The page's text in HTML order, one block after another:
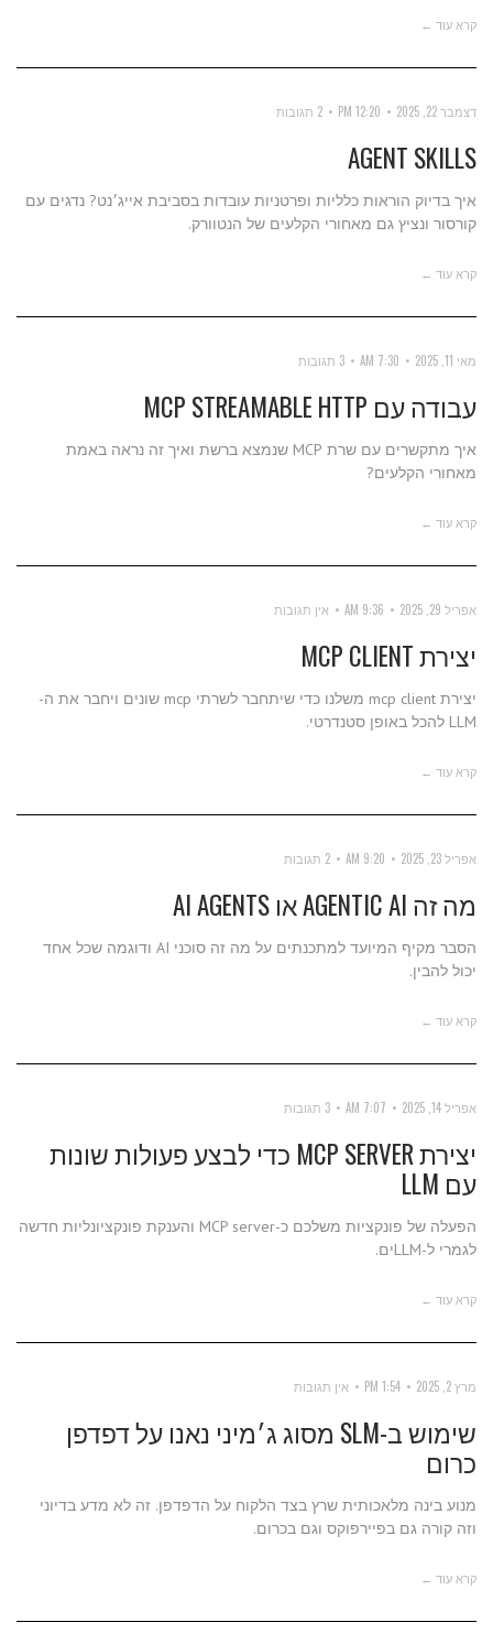
קרא עוד ←
דצמבר 22, 2025 12:20 PM 2 תגובות
AGENT SKILLS
איך בדיוק הוראות כלליות ופרטניות עובדות בסביבת אייג׳נט? נדגים עם
קורסור ונציץ גם מאחורי הקלעים של הנטוורק.
קרא עוד ←
מאי 11, 2025 7:30 AM 3 תגובות
עבודה עם MCP STREAMABLE HTTP
איך מתקשרים עם שרת MCP שנמצא ברשת ואיך זה נראה באמת
מאחורי הקלעים?
קרא עוד ←
אפריל 29, 2025 9:36 AM אין תגובות
יצירת MCP CLIENT
יצירת mcp client משלנו כדי שיתחבר לשרתי mcp שונים ויחבר את ה-
LLM להכל באופן סטנדרטי.
קרא עוד ←
אפריל 23, 2025 9:20 AM 2 תגובות
מה זה AGENTIC AI או AI AGENTS
הסבר מקיף המיועד למתכנתים על מה זה סוכני AI ודוגמה שכל אחד
יכול להבין.
קרא עוד ←
אפריל 14, 2025 7:07 AM 3 תגובות
יצירת MCP SERVER כדי לבצע פעולות שונות
עם LLM
הפעלה של פונקציות משלכם כ-MCP server והענקת פונקציונליות חדשה
לגמרי ל-LLMים.
קרא עוד ←
מרץ 2, 2025 1:54 PM אין תגובות
שימוש ב-SLM מסוג ג׳מיני נאנו על דפדפן
כרום
מנוע בינה מלאכותית שרץ בצד הלקוח על הדפדפן. זה לא מדע בדיוני
וזה קורה גם בפיירפוקס וגם בכרום.
קרא עוד ←